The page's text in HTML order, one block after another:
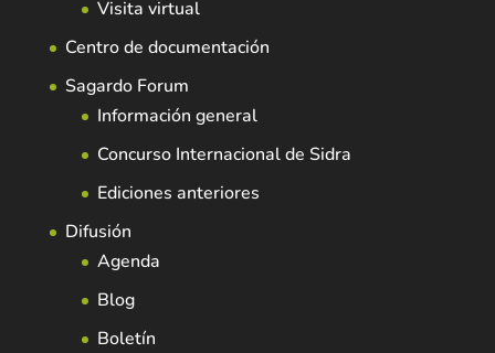
Visita virtual
Centro de documentación
Sagardo Forum
Información general
Concurso Internacional de Sidra
Ediciones anteriores
Difusión
Agenda
Blog
Boletín